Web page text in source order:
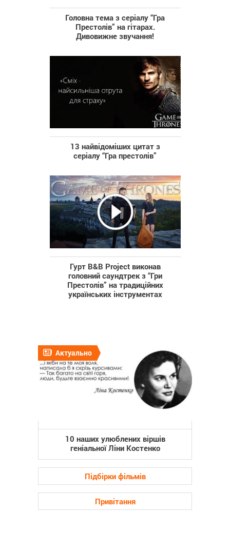
Головна тема з серіалу “Гра
Престолів” на гітарах.
Дивовижне звучання!
13 найвідоміших цитат з
серіалу “Гра престолів”
Гурт B&B Project виконав
головний саундтрек з “Гри
Престолів” на традиційних
українських інструментах
Актуально
10 наших улюблених віршів
геніальної Ліни Костенко
Підбірки фільмів
Привітання